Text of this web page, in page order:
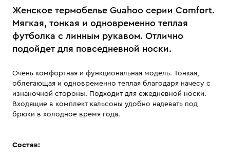
Женское термобелье Guahoo серии Comfort.
Мягкая, тонкая и одновременно теплая
футболка с линным рукавом. Отлично
подойдет для повседневной носки.
Очень комфортная и функциональная модель. Тонкая,
облегающая и одновременно теплая благодаря начесу с
изнаночной стороны. Подходит для ежедневной носки.
Входящие в комплект кальсоны удобно надевать под
брюки в холодное время года.
Состав: